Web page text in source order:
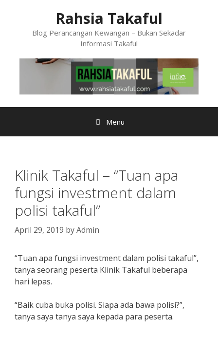
Rahsia Takaful
Blog Perancangan Kewangan – Bukan Sekadar
Informasi Takaful
Menu
Klinik Takaful – “Tuan apa
fungsi investment dalam
polisi takaful”
April 29, 2019 byAdmin
“Tuan apa fungsi investment dalam polisi takaful”,
tanya seorang peserta Klinik Takaful beberapa
hari lepas.
“Baik cuba buka polisi. Siapa ada bawa polisi?”,
tanya saya tanya saya kepada para peserta.